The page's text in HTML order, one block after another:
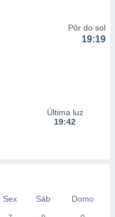
Pôr do sol
19:19
Última luz
19:42
Sex Sáb
Domo